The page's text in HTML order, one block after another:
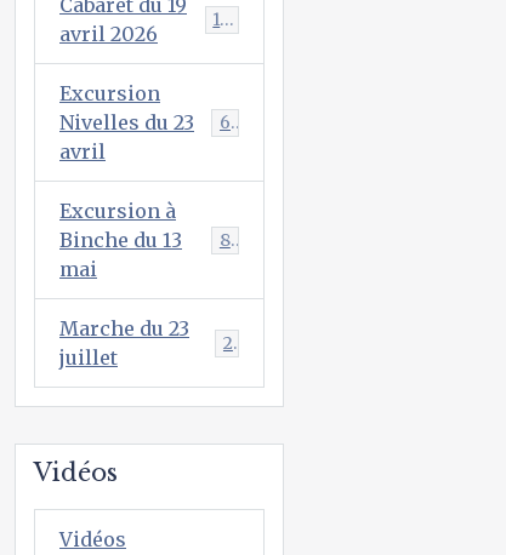
Cabaret du 19
avril 2026
146
Excursion
Nivelles du 23
avril
68
Excursion à
Binche du 13
mai
89
Marche du 23
juillet
2
Vidéos
Vidéos